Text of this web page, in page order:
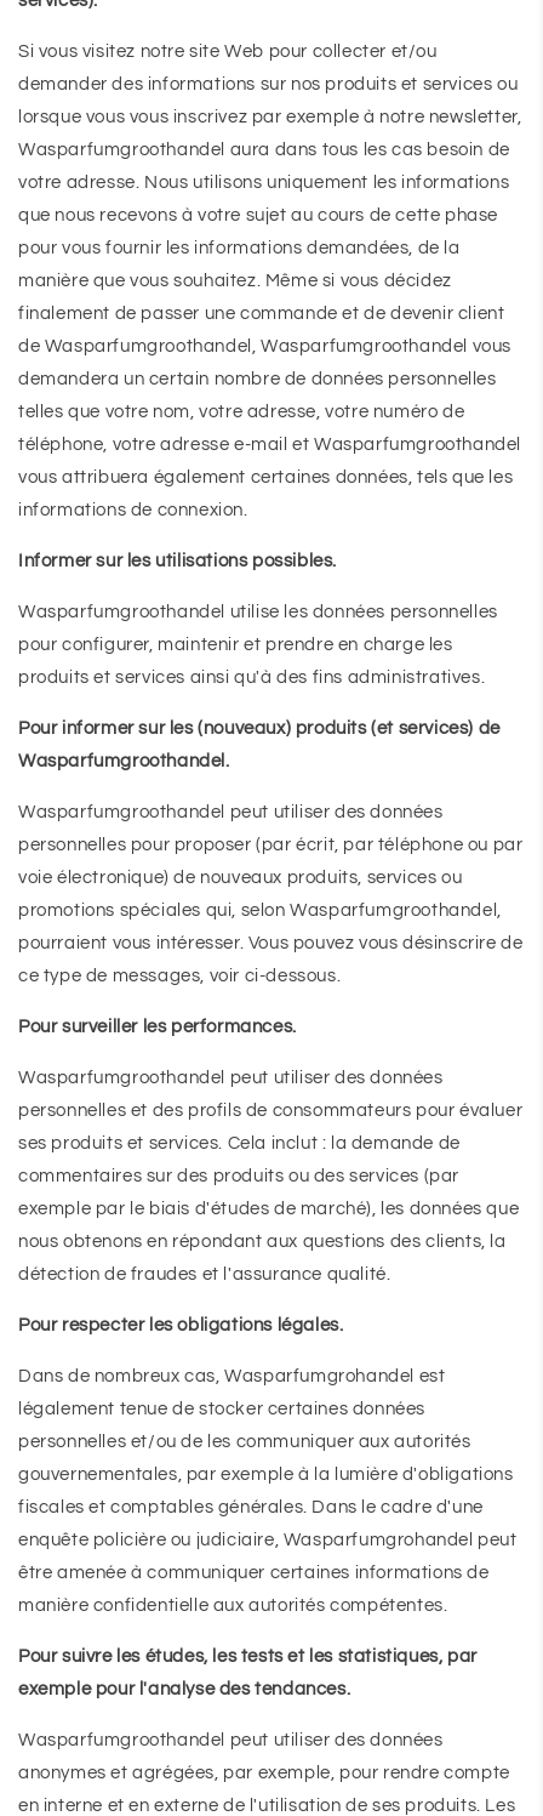
Si vous visitez notre site Web pour collecter et/ou
demander des informations sur nos produits et services ou
lorsque vous vous inscrivez par exemple à notre newsletter,
Wasparfumgroothandel aura dans tous les cas besoin de
votre adresse. Nous utilisons uniquement les informations
que nous recevons à votre sujet au cours de cette phase
pour vous fournir les informations demandées, de la
manière que vous souhaitez. Même si vous décidez
finalement de passer une commande et de devenir client
de Wasparfumgroothandel, Wasparfumgroothandel vous
demandera un certain nombre de données personnelles
telles que votre nom, votre adresse, votre numéro de
téléphone, votre adresse e-mail et Wasparfumgroothandel
vous attribuera également certaines données, tels que les
informations de connexion.
Informer sur les utilisations possibles.
Wasparfumgroothandel utilise les données personnelles
pour configurer, maintenir et prendre en charge les
produits et services ainsi qu'à des fins administratives.
Pour informer sur les (nouveaux) produits (et services) de
Wasparfumgroothandel.
Wasparfumgroothandel peut utiliser des données
personnelles pour proposer (par écrit, par téléphone ou par
voie électronique) de nouveaux produits, services ou
promotions spéciales qui, selon Wasparfumgroothandel,
pourraient vous intéresser. Vous pouvez vous désinscrire de
ce type de messages, voir ci-dessous.
Pour surveiller les performances.
Wasparfumgroothandel peut utiliser des données
personnelles et des profils de consommateurs pour évaluer
ses produits et services. Cela inclut : la demande de
commentaires sur des produits ou des services (par
exemple par le biais d'études de marché), les données que
nous obtenons en répondant aux questions des clients, la
détection de fraudes et l'assurance qualité.
Pour respecter les obligations légales.
Dans de nombreux cas, Wasparfumgrohandel est
légalement tenue de stocker certaines données
personnelles et/ou de les communiquer aux autorités
gouvernementales, par exemple à la lumière d'obligations
fiscales et comptables générales. Dans le cadre d'une
enquête policière ou judiciaire, Wasparfumgrohandel peut
être amenée à communiquer certaines informations de
manière confidentielle aux autorités compétentes.
Pour suivre les études, les tests et les statistiques, par
exemple pour l'analyse des tendances.
Wasparfumgroothandel peut utiliser des données
anonymes et agrégées, par exemple, pour rendre compte
en interne et en externe de l'utilisation de ses produits. Les